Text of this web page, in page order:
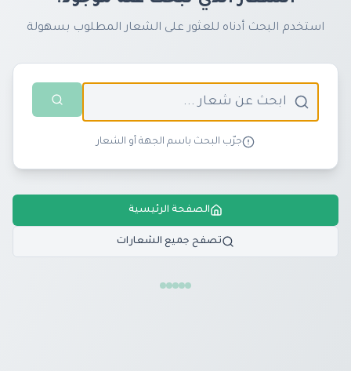
استخدم البحث أدناه للعثور على الشعار المطلوب بسهولة
جرّب البحث باسم الجهة أو الشعار
الصفحة الرئيسية
تصفح جميع الشعارات